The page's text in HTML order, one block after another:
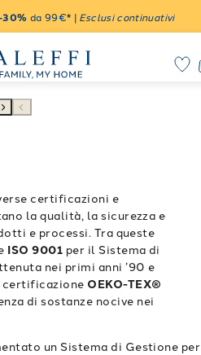
30% da 99€* | Esclusi continuativi
certificazioni e
la qualità, la sicurezza e
e processi. Tra queste
ISO 9001 per il Sistema di
nei primi anni ’90 e
certificazione OEKO-TEX®
di sostanze nocive nei
un Sistema di Gestione per